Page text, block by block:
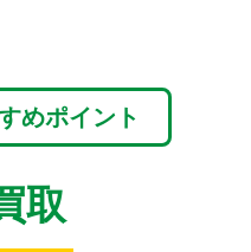
めポイント
取